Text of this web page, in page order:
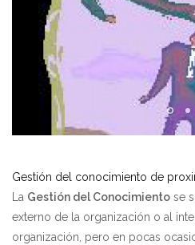
Gestión del conocimiento de
La Gestión del Conocimiento se
externo de la organización o al
organización, pero en pocas